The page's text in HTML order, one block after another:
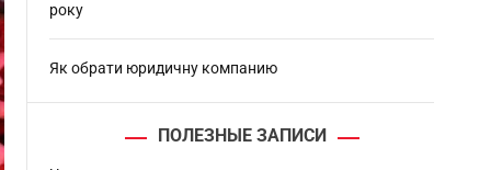
року
Як обрати юридичну компанию
ПОЛЕЗНЫЕ ЗАПИСИ